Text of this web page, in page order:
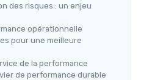
des risques : un enjeu
opérationnelle
pour une meilleure
de la performance
de performance durable